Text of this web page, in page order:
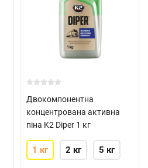
Двокомпонентна
концентрована активна
піна K2 Diper 1 кг
1 кг 2 кг 5 кг